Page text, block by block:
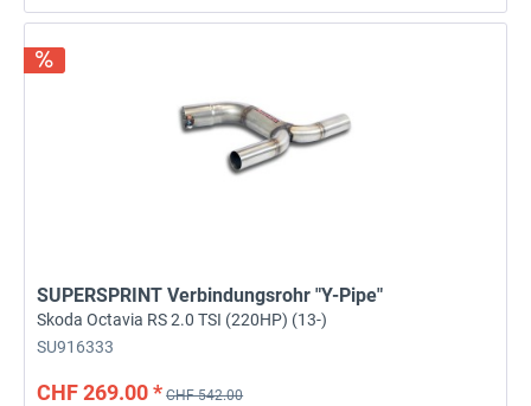
SUPERSPRINT Verbindungsrohr "Y-Pipe"
Skoda Octavia RS 2.0 TSI (220HP) (13-)
SU916333
CHF 269.00 * CHF 542.00